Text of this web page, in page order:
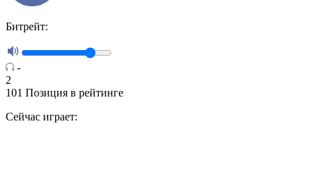
Битрейт:
-
2
101 Позиция в рейтинге
Сейчас играет: